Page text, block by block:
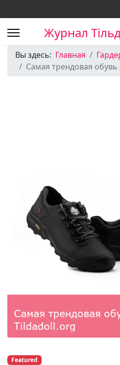
Журнал
Вы здесь: Главная
Самая трендовая обувь
Featured